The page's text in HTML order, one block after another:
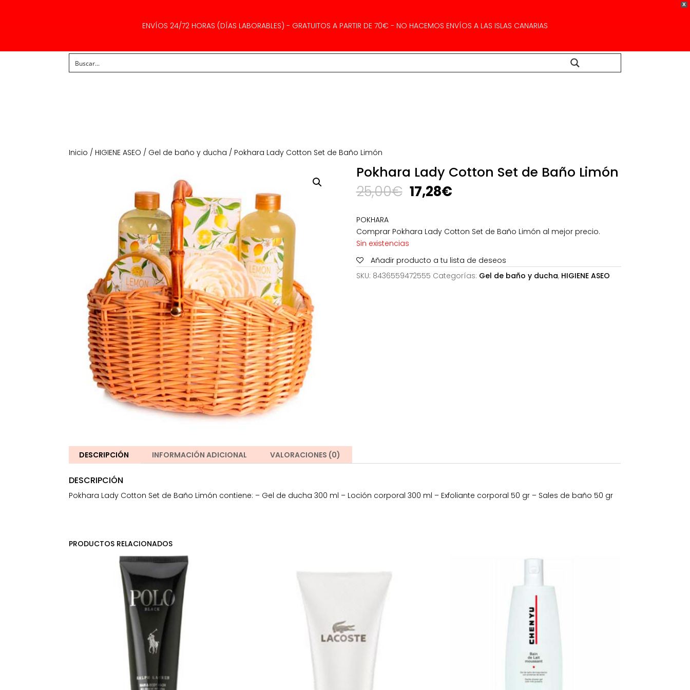
X
ENVÍOS 24/72 HORAS (DÍAS LABORABLES) - GRATUITOS A PARTIR DE 70€ - NO HACEMOS ENVÍOS A LAS ISLAS CANARIAS
Inicio / HIGIENE ASEO / Gel de baño y ducha / Pokhara Lady Cotton Set de Baño Limón
Pokhara Lady Cotton Set de Baño Limón
25,00€ El
precio
era:
25,00€.
17,28€El
es:
17,28€.
POKHARA
Comprar Pokhara Lady Cotton Set de Baño Limón al mejor precio.
Sin existencias
Añadir producto a tu lista de deseos
SKU: 8436559472555 Categorías: Gel de baño y ducha, HIGIENE ASEO
DESCRIPCIÓN INFORMACIÓN ADICIONAL VALORACIONES (0)
DESCRIPCIÓN
Pokhara Lady Cotton Set de Baño Limón contiene: – Gel de ducha 300 ml – Loción corporal 300 ml – Exfoliante corporal 50 gr – Sales de baño 50 gr
PRODUCTOS RELACIONADOS